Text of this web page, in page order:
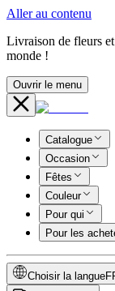
Aller au contenu
Livraison de fleurs
monde !
Ouvrir le menu
Catalogue
Occasion
Fêtes
Couleur
Pour qui
Pour les
Choisir la langue